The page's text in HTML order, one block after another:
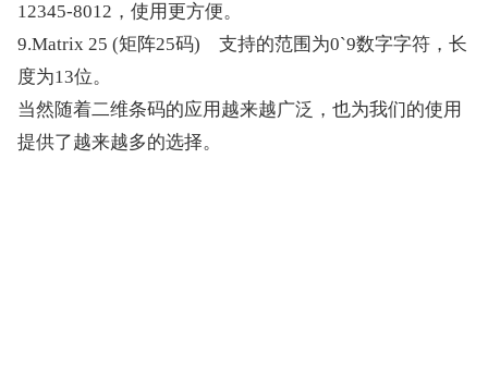
12345-8012，使用更方便。
9.Matrix 25 (矩阵25码)　支持的范围为0`9数字字符，长
度为13位。
当然随着二维条码的应用越来越广泛，也为我们的使用
提供了越来越多的选择。